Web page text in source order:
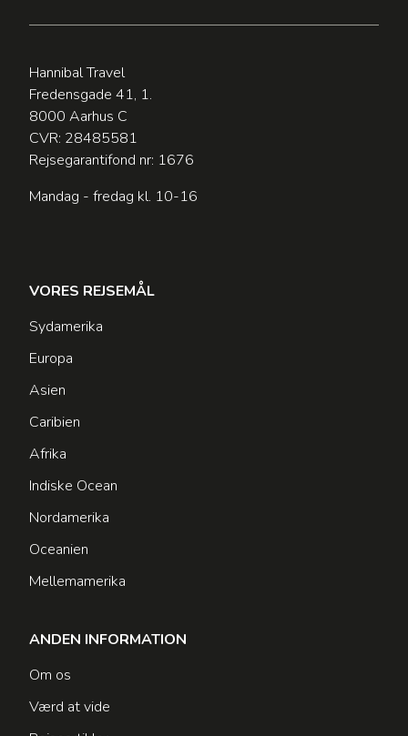
Hannibal Travel
Fredensgade 41, 1.
8000 Aarhus C
CVR: 28485581
Rejsegarantifond nr: 1676
Mandag - fredag kl. 10-16
VORES REJSEMÅL
Sydamerika
Europa
Asien
Caribien
Afrika
Indiske Ocean
Nordamerika
Oceanien
Mellemamerika
ANDEN INFORMATION
Om os
Værd at vide